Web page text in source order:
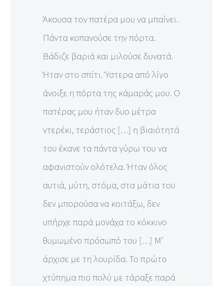
Άκουσα τον πατέρα μου να μπαίνει.
Πάντα κοπανούσε την πόρτα.
Βάδιζε βαριά και μιλούσε δυνατά.
Ήταν στο σπίτι. Ύστερα από λίγο
άνοιξε η πόρτα της κάμαράς μου. Ο
πατέρας μου ήταν δυο μέτρα
ντερέκι, τεράστιος […] η βιαιότητά
του έκανε τα πάντα γύρω του να
αφανιστούν ολότελα. Ήταν όλος
αυτιά, μύτη, στόμα, στα μάτια του
δεν μπορούσα να κοιτάξω, δεν
υπήρχε παρά μονάχα το κόκκινο
θυμωμένο πρόσωπό του […] Μ’
άρχισε με τη λουρίδα. Το πρώτο
χτύπημα πιο πολύ με τάραξε παρά